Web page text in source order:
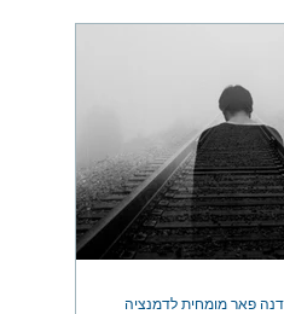
פאר מומחית לדמנציה